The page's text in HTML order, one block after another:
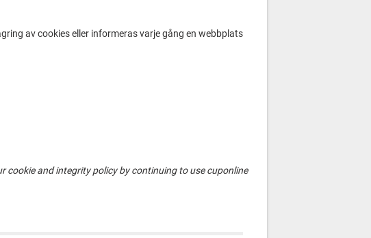
av cookies eller informeras varje gång en webbplats
and integrity policy by continuing to use cuponline